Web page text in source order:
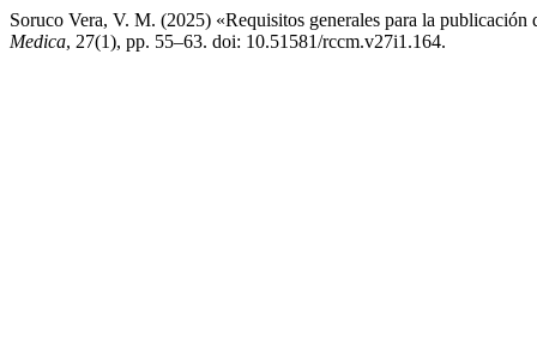
Soruco Vera, V. M. (2025) «Requisitos generales para la
Medica, 27(1), pp. 55–63. doi: 10.51581/rccm.v27i1.164.